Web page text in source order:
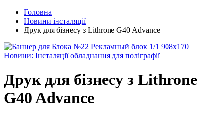
Головна
Новини інсталяції
Друк для бізнесу з Lithrone G40 Advance
Новини: Інсталяції обладнання для поліграфії
Друк для бізнесу з Lithrone
G40 Advance